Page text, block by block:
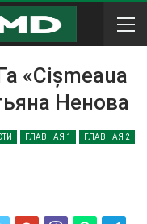
«Cișmeaua
Ненова
ГЛАВНАЯ 1 ГЛАВНАЯ 2